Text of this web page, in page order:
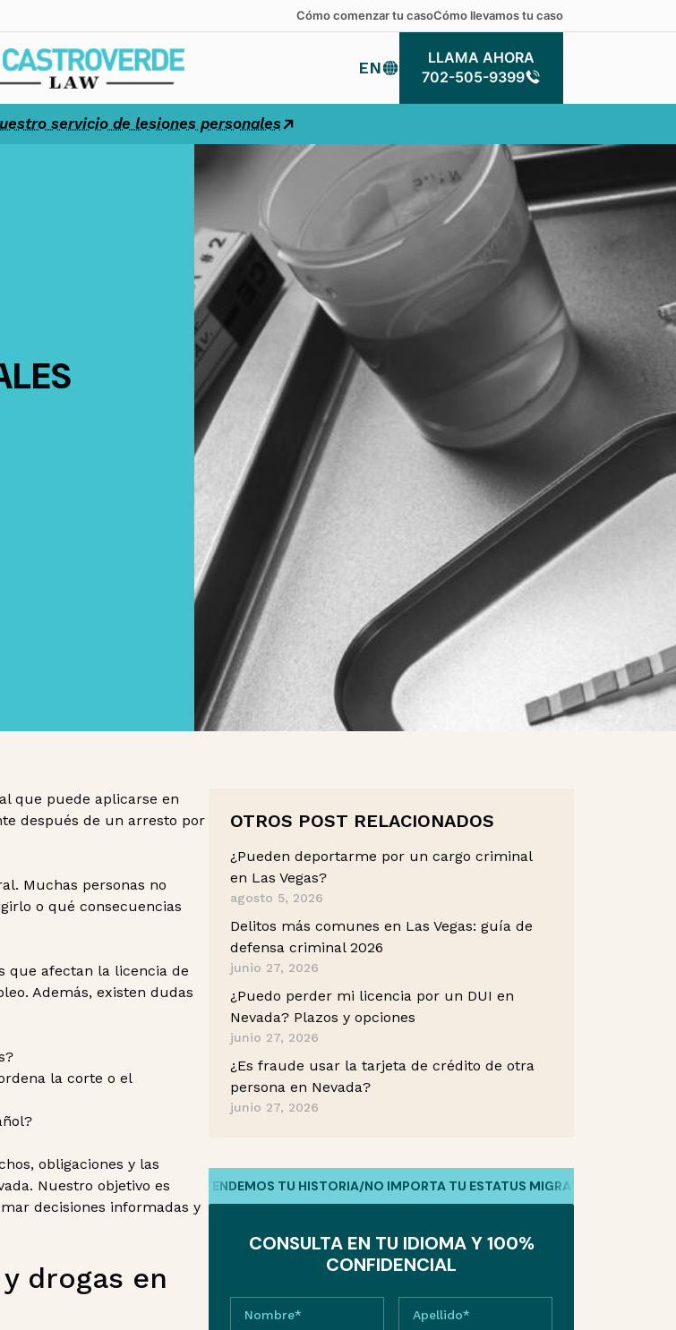
Cómo comenzar tu casoCómo llevamos tu caso
EN
LLAMA AHORA
LLAMA AHORA
702-505-9399
servicio de lesiones personales
que puede aplicarse en
después de un arresto por
Muchas personas no
o qué consecuencias
que afectan la licencia de
Además, existen dudas
la corte o el
obligaciones y las
Nuestro objetivo es
decisiones informadas y
drogas en
OTROS POST RELACIONADOS
¿Pueden deportarme por un cargo criminal
en Las Vegas?
agosto 5, 2026
Delitos más comunes en Las Vegas: guía de
defensa criminal 2026
junio 27, 2026
¿Puedo perder mi licencia por un DUI en
Nevada? Plazos y opciones
junio 27, 2026
¿Es fraude usar la tarjeta de crédito de otra
persona en Nevada?
junio 27, 2026
HABLAMOS TU IDIOMA /ENTENDEMOS TU HISTORIA/NO IMPORTA TU ESTATUS MIGRATORIO
CONSULTA EN TU IDIOMA Y 100%
CONFIDENCIAL
Nombre* Apellido*